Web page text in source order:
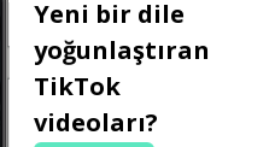
Yeni bir dile
yoğunlaştıran
TikTok
videoları?